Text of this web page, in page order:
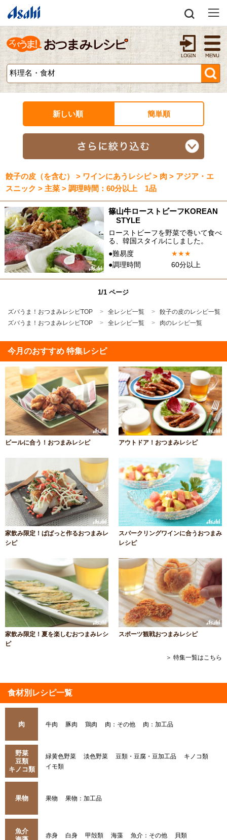
新しい順 簡単順
餃子の皮（を含む） > ワインにあうレシピ > 肉 > アジア・エ
スニック > 主菜 > 調理時間：60分以上 1品
篠山牛ローストビーフKOREAN
STYLE
ローストビーフを野菜で巻いて食べ
る、韓国スタイルにしました。
●難易度
★★★
●調理時間
60分以上
1/1 ページ
ズバうま！おつまみレシピTOP 全レシピ一覧
餃子の皮のレシピ一覧
ズバうま！おつまみレシピTOP
全レシピ一覧 肉のレシピ一覧
今月のおすすめ 特集レシピ
ビールに合う！おつまみレシピ アウトドア！おつまみレシピ
家飲み限定！ぱぱっと作るおつまみレ
シピ
スパークリングワインに合うおつまみ
レシピ
家飲み限定！夏を楽しむおつまみレシ
ピ
スポーツ観戦おつまみレシピ
＞ 特集一覧はこちら
食材別レシピ一覧
肉 牛肉 豚肉 鶏肉 肉：その他 肉：加工品
野菜
豆類
キノコ類
緑黄色野菜 淡色野菜 豆類・豆腐・豆加工品
キノコ類
イモ類
果物 果物 果物：加工品
魚介
赤身 白身 甲殻類 海藻 魚介：その他 貝類